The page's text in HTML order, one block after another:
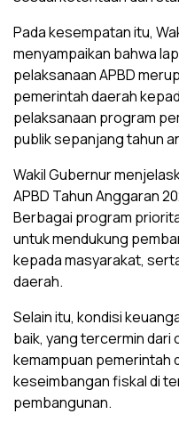
Pada kesempatan itu,
menyampaikan bahwa
pelaksanaan APBD
pemerintah daerah
pelaksanaan program
publik sepanjang tahun
Wakil Gubernur
APBD Tahun Anggaran
Berbagai program
untuk mendukung
kepada masyarakat,
daerah.
Selain itu, kondisi
baik, yang tercermin dari
kemampuan pemerintah
keseimbangan fiskal di
pembangunan.